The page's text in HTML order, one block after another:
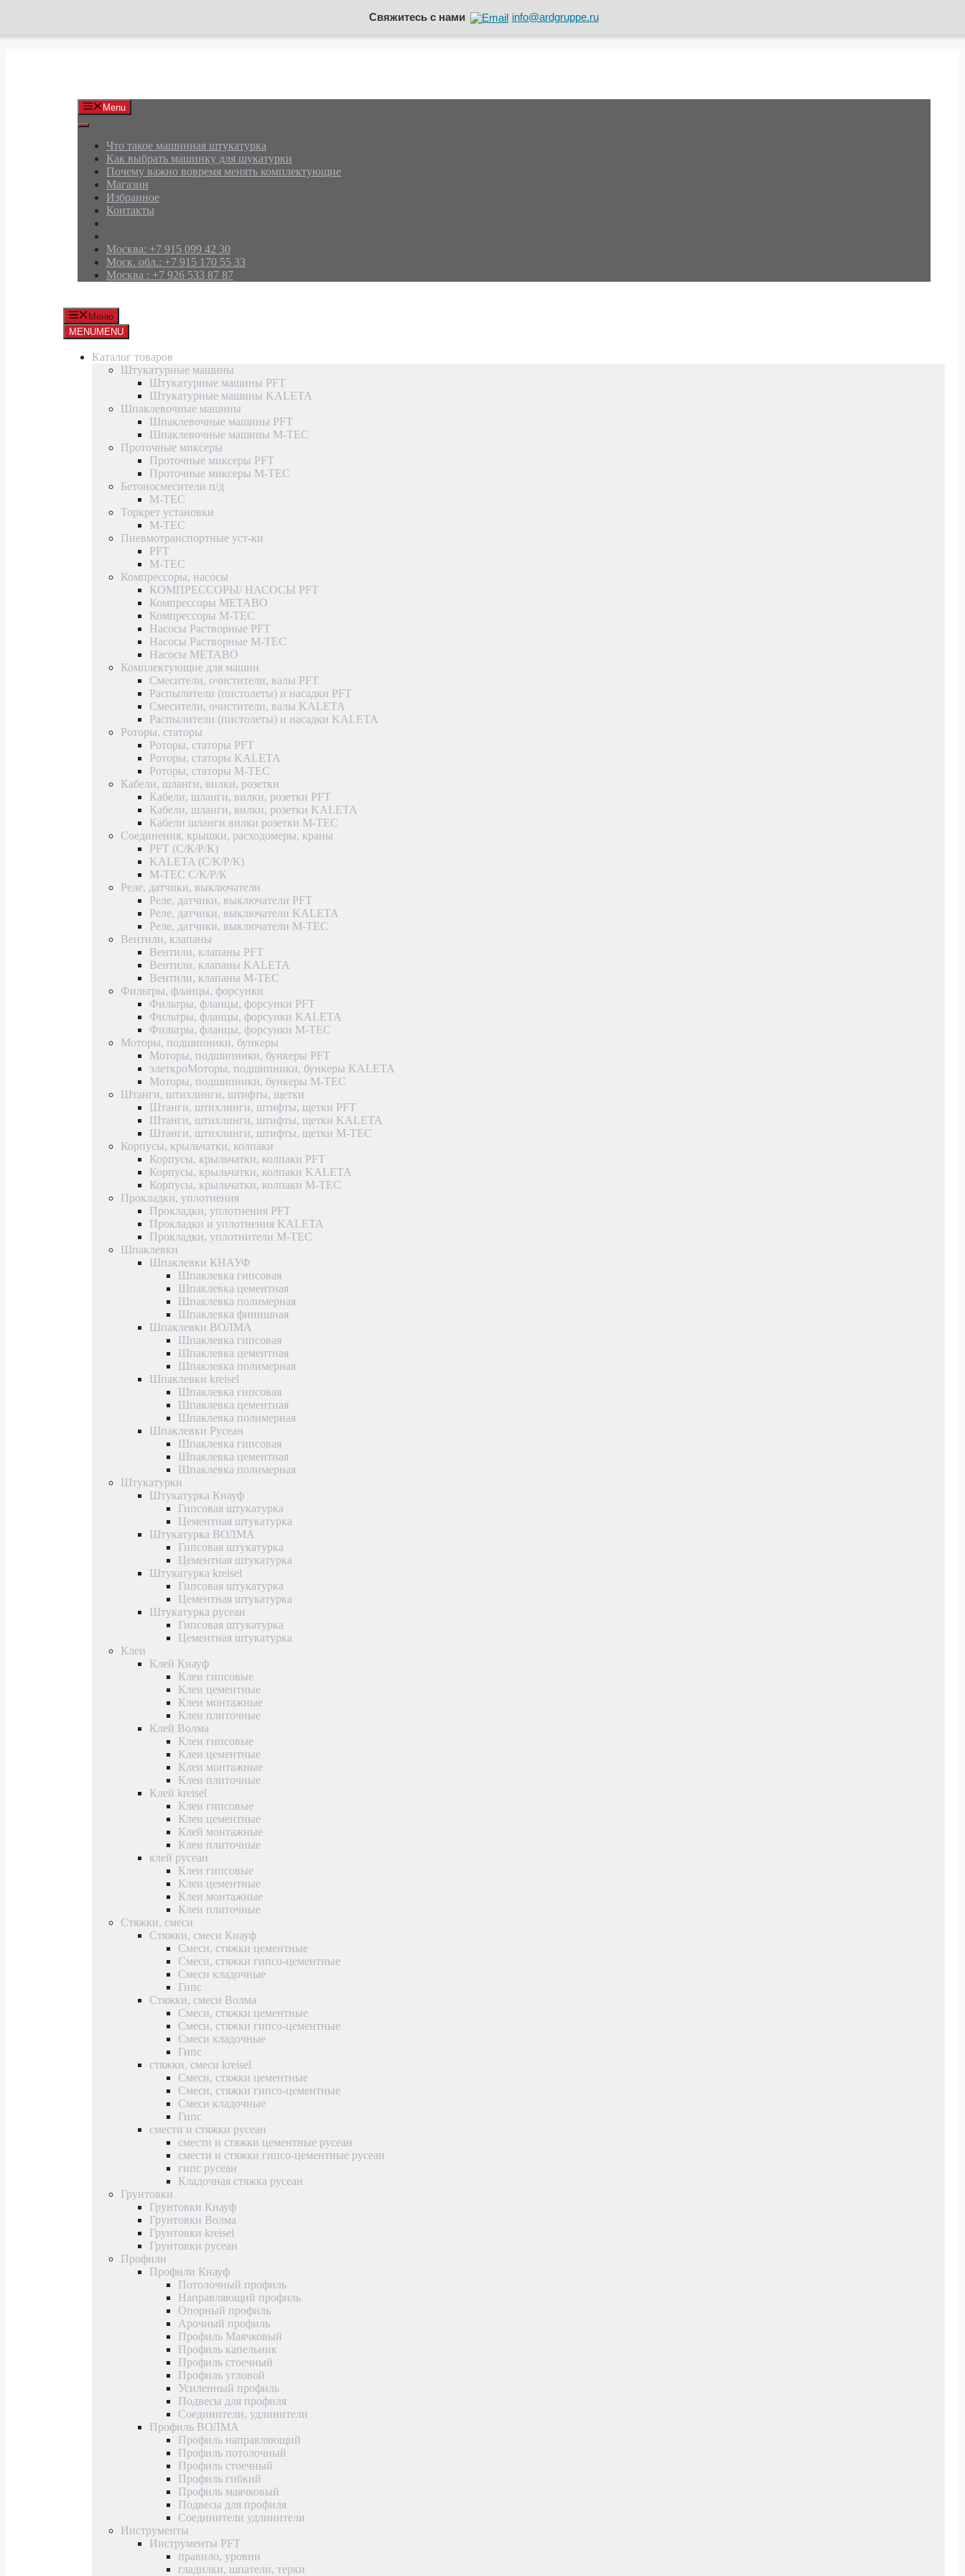
Свяжитесь с нами info@ardgruppe.ru
Menu
Что такое машинная штукатурка
Как выбрать машинку для шукатурки
Почему важно вовремя менять комплектующие
Магазин
Избранное
Контакты
Москва: +7 915 099 42 30
Моск. обл.: +7 915 170 55 33
Москва : +7 926 533 87 87
Меню
MENUMENU
Каталог товаров
Штукатурные машины
Штукатурные машины PFT
Штукатурные машины KALETA
Шпаклевочные машины
Шпаклевочные машины PFT
Шпаклевочные машины M-TEC
Проточные миксеры
Проточные миксеры PFT
Проточные миксеры M-TEC
Бетоносмесители п/д
M-TEC
Торкрет установки
M-TEC
Пневмотранспортные уст-ки
PFT
M-TEC
Компрессоры, насосы
КОМПРЕССОРЫ/ НАСОСЫ PFT
Компрессоры METABO
Компрессоры M-TEC
Насосы Растворные PFT
Насосы Растворные M-TEC
Насосы METABO
Комплектующие для машин
Смесители, очистители, валы PFT
Распылители (пистолеты) и насадки PFT
Смесители, очистители, валы KALETA
Распылители (пистолеты) и насадки KALETA
Роторы, статоры
Роторы, статоры PFT
Роторы, статоры KALETA
Роторы, статоры M-TEC
Кабели, шланги, вилки, розетки
Кабели, шланги, вилки, розетки PFT
Кабели, шланги, вилки, розетки KALETA
Кабели шланги вилки розетки M-TEC
Соединения, крышки, расходомеры, краны
PFT (С/К/Р/К)
KALETA (С/К/Р/К)
M-TEC С/К/Р/К
Реле, датчики, выключатели
Реле, датчики, выключатели PFT
Реле, датчики, выключатели KALETA
Реле, датчики, выключатели M-TEC
Вентили, клапаны
Вентили, клапаны PFT
Вентили, клапаны KALETA
Вентили, клапаны M-TEC
Фильтры, фланцы, форсунки
Фильтры, фланцы, форсунки PFT
Фильтры, фланцы, форсунки KALETA
Фильтры, фланцы, форсунки M-TEC
Моторы, подшипники, бункеры
Моторы, подшипники, бункеры PFT
элеткроМоторы, подшипники, бункеры KALETA
Моторы, подшипники, бункеры M-TEC
Штанги, штихлинги, штифты, щетки
Штанги, штихлинги, штифты, щетки PFT
Штанги, штихлинги, штифты, щетки KALETA
Штанги, штихлинги, штифты, щетки M-TEC
Корпусы, крыльчатки, колпаки
Корпусы, крыльчатки, колпаки PFT
Корпусы, крыльчатки, колпаки KALETA
Корпусы, крыльчатки, колпаки M-TEC
Прокладки, уплотнения
Прокладки, уплотнения PFT
Прокладки и уплотнения KALETA
Прокладки, уплотнители M-TEC
Шпаклевки
Шпаклевки КНАУФ
Шпаклевка гипсовая
Шпаклевка цементная
Шпаклевка полимерная
Шпаклевка финишная
Шпаклевки ВОЛМА
Шпаклевка гипсовая
Шпаклевка цементная
Шпаклевка полимерная
Шпаклевки kreisel
Шпаклевка гипсовая
Шпаклевка цементная
Шпаклевка полимерная
Шпаклевки Русеан
Шпаклевка гипсовая
Шпаклевка цементная
Шпаклевка полимерная
Штукатурки
Штукатурка Кнауф
Гипсовая штукатурка
Цементная штукатурка
Штукатурка ВОЛМА
Гипсовая штукатурка
Цементная штукатурка
Штукатурка kreisel
Гипсовая штукатурка
Цементная штукатурка
Штукатурка русеан
Гипсовая штукатурка
Цементная штукатурка
Клеи
Клей Кнауф
Клеи гипсовые
Клеи цементные
Клеи монтажные
Клеи плиточные
Клей Волма
Клеи гипсовые
Клеи цементные
Клеи монтажные
Клеи плиточные
Клей kreisel
Клеи гипсовые
Клеи цементные
Клей монтажные
Клеи плиточные
клей русеан
Клеи гипсовые
Клеи цементные
Клеи монтажные
Клеи плиточные
Стяжки, смеси
Стяжки, смеси Кнауф
Смеси, стяжки цементные
Смеси, стяжки гипсо-цементные
Смеси кладочные
Гипс
Стяжки, смеси Волма
Смеси, стяжки цементные
Смеси, стяжки гипсо-цементные
Смеси кладочные
Гипс
стяжки, смеси kreisel
Смеси, стяжки цементные
Смеси, стяжки гипсо-цементные
Смеси кладочные
Гипс
смести и стяжки русеан
смести и стяжки цементные русеан
смести и стяжки гипсо-цементные русеан
гипс русеан
Кладочная стяжка русеан
Грунтовки
Грунтовки Кнауф
Грунтовки Волма
Грунтовки kreisel
Грунтовки русеан
Профили
Профили Кнауф
Потолочный профиль
Направляющий профиль
Опорный профиль
Арочный профиль
Профиль Маячковый
Профиль капельник
Профиль стоечный
Профиль угловой
Усиленный профиль
Подвесы для профиля
Соединители, удлинители
Профиль ВОЛМА
Профиль направляющий
Профиль потолочный
Профиль стоечный
Профиль гибкий
Профиль маячковый
Подвесы для профиля
Соединители удлинители
Инструменты
Инструменты PFT
правило, уровни
гладилки, шпатели, терки